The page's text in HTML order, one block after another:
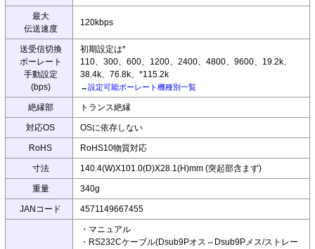
最大
伝送速度
120kbps
送受信切換
ボーレート
手動設定
(bps)
初期設定は*
110、300、600、1200、2400、4800、9600、19.2k、
38.4k、76.8k、*115.2k
→設定可能ボーレート機種別一覧
絶縁部 トランス絶縁
対応OS OSに依存しない
RoHS RoHS10物質対応
寸法 140.4(W)X101.0(D)X28.1(H)mm (突起部含まず)
重量 340g
JANコード 4571149667455
・マニュアル
・RS232Cケーブル(Dsub9Pオス⇔Dsub9Pメス/ストレー